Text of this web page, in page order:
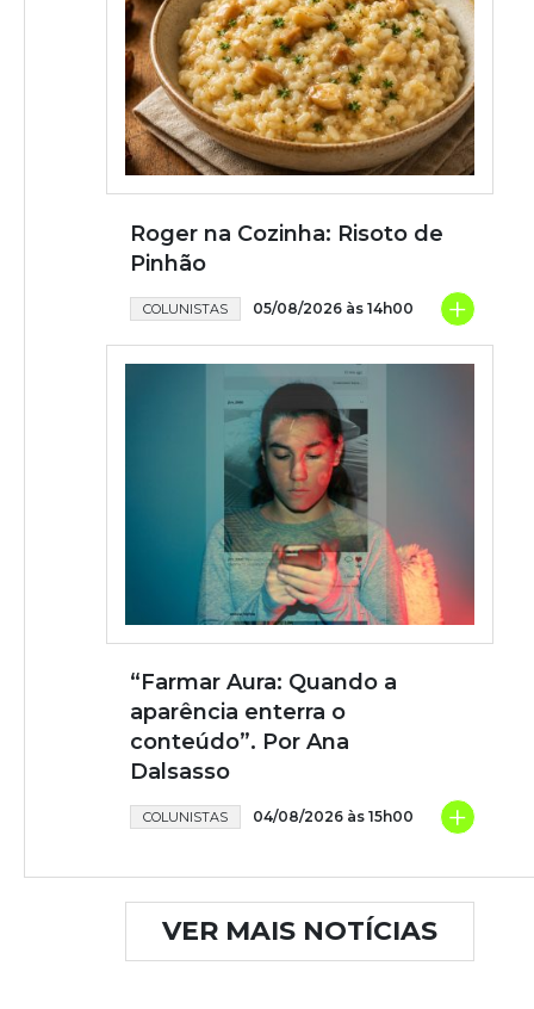
Roger na Cozinha: Risoto de
Pinhão
COLUNISTAS 05/08/2026 às 14h00 +
“Farmar Aura: Quando a
aparência enterra o
conteúdo”. Por Ana
Dalsasso
COLUNISTAS 04/08/2026 às 15h00 +
VER MAIS NOTÍCIAS